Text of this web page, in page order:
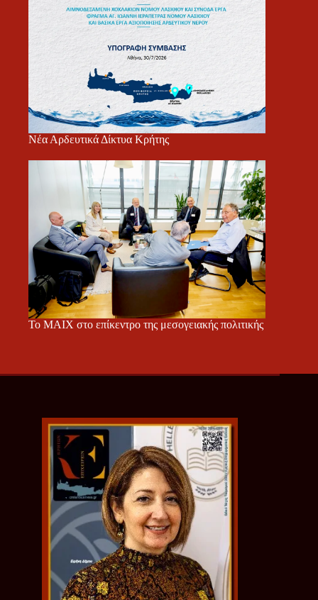
Νέα Αρδευτικά Δίκτυα Κρήτης
Το ΜΑΙΧ στο επίκεντρο της μεσογειακής πολιτικής